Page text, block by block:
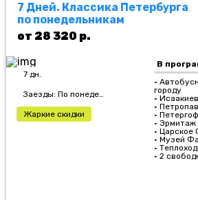
7 Дней. Классика Петербурга
по понедельникам
от 28 320 р.
7 дн.
Заезды: По понедельникам
Жаркие скидки
В
•
городу
•
•
•
• Эрмитаж
• Царское
• Музей
•
• 2